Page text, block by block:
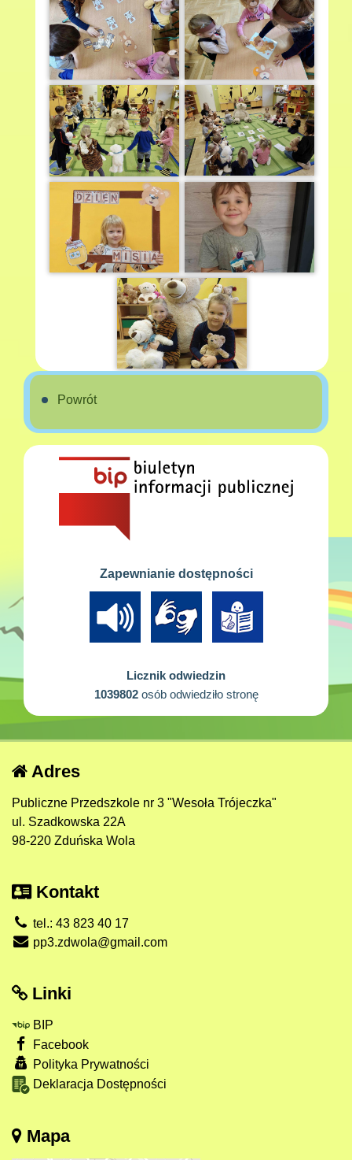
Powrót
Zapewnianie dostępności
Licznik odwiedzin
1039802osób odwiedziło stronę
Adres
Publiczne Przedszkole nr 3 "Wesoła Trójeczka"
ul. Szadkowska 22A
98-220 Zduńska Wola
Kontakt
tel.: 43 823 40 17
pp3.zdwola@gmail.com
Linki
BIP
Facebook
Polityka Prywatności
Deklaracja Dostępności
Mapa